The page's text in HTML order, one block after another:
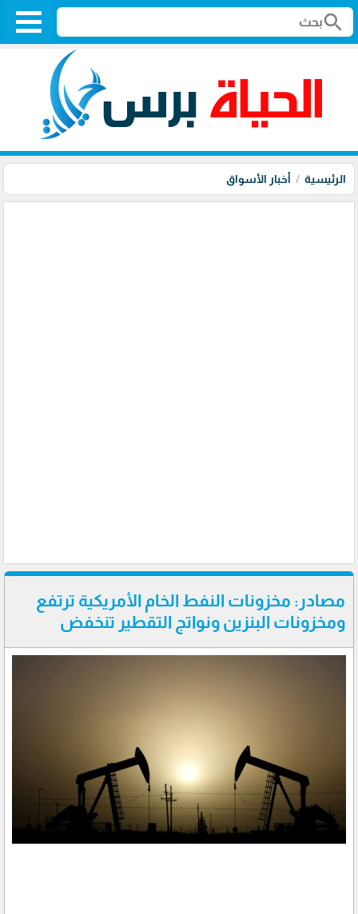
search
الرئيسية أخبار الأسواق
مصادر: مخزونات النفط الخام الأمريكية ترتفع
ومخزونات البنزين ونواتج التقطير تنخفض